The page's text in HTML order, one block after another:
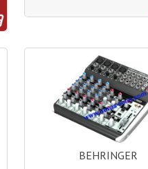
BEHRINGER